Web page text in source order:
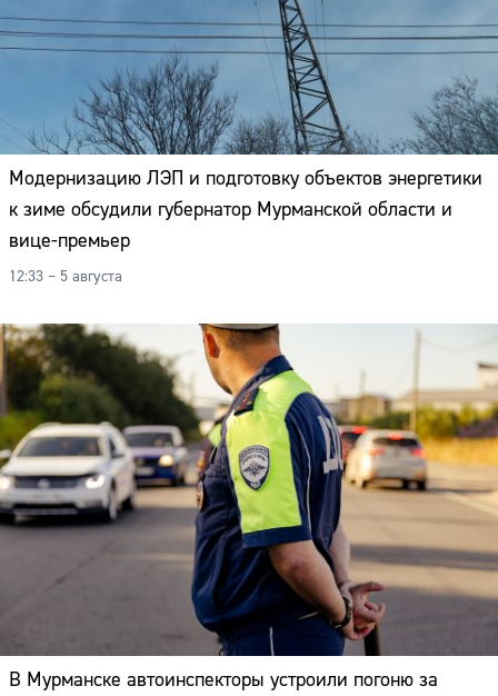
Модернизацию ЛЭП и подготовку объектов энергетики
к зиме обсудили губернатор Мурманской области и
вице-премьер
12:33 – 5 августа
В Мурманске автоинспекторы устроили погоню за